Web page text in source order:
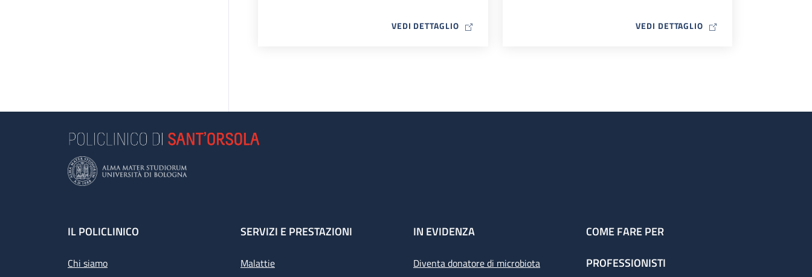
VEDI DETTAGLIOMAP ICON VEDI DETTAGLIO MAP ICON
Footer
IL POLICLINICO
Chi siamo
SERVIZI E PRESTAZIONI
Malattie
IN EVIDENZA
Diventa donatore di microbiota
COME FARE PER
PROFESSIONISTI